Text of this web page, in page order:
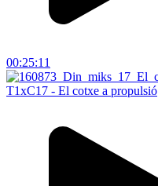
00:25:11
T1xC17 - El cotxe a propulsió